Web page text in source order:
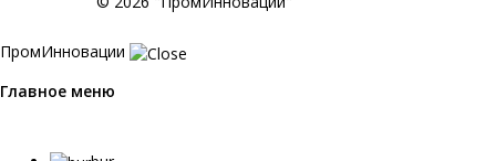
ПромИнновации
Главное меню